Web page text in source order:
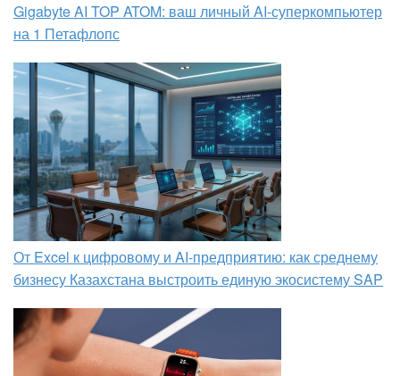
Gigabyte AI TOP ATOM: ваш личный AI-суперкомпьютер
на 1 Петафлопс
От Excel к цифровому и AI‑предприятию: как среднему
бизнесу Казахстана выстроить единую экосистему SAP